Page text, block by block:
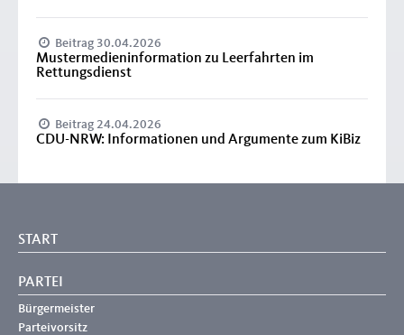
Beitrag 30.04.2026
Mustermedieninformation zu Leerfahrten im
Rettungsdienst
Beitrag 24.04.2026
CDU-NRW: Informationen und Argumente zum KiBiz
START
PARTEI
Bürgermeister
Parteivorsitz